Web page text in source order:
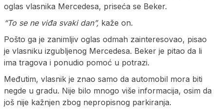
oglas vlasnika Mercedesa, priseća se Beker.
“To se ne viđa svaki dan”, kaže on.
Pošto ga je zanimljiv oglas odmah zainteresovao, pisao
je vlasniku izgubljenog Mercedesa. Beker je pitao da li
ima tragova i ponudio pomoć u potrazi.
Međutim, vlasnik je znao samo da automobil mora biti
negde u gradu. Nije bilo mnogo više informacija, osim da
još nije kažnjen zbog nepropisnog parkiranja.